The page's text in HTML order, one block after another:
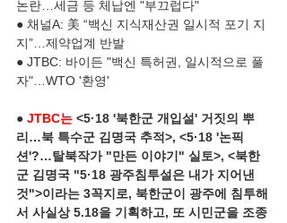
논란…세금 등 체납엔 "부끄럽다"
● 채널A: 美 “백신 지식재산권 일시적 포기 지
지”…제약업계 반발
● JTBC: 바이든 "백신 특허권, 일시적으로 풀
자"…WTO '환영'
● JTBC는 <5·18 '북한군 개입설' 거짓의 뿌
리…북 특수군 김명국 추적>, <5·18 '논픽
션'?…탈북작가 "만든 이야기" 실토>, <북한
군 김명국 "5·18 광주침투설은 내가 지어낸
것">이라는 3꼭지로, 북한군이 광주에 침투해
서 사실상 5.18을 기획하고, 또 시민군을 조종